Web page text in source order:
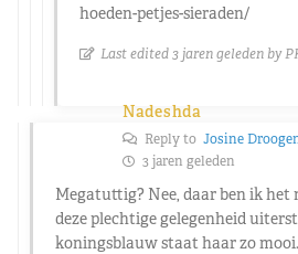
hoeden-petjes-sieraden/
Last edited 3 jaren geleden by
Nadeshda
Reply to Josine
3 jaren geleden
Megatuttig? Nee, daar ben ik het
deze plechtige gelegenheid
koningsblauw staat haar zo